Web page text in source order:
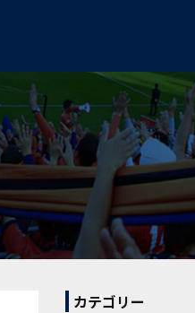
カテゴリー